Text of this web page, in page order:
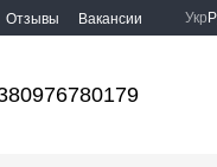
Отзывы Вакансии Укр